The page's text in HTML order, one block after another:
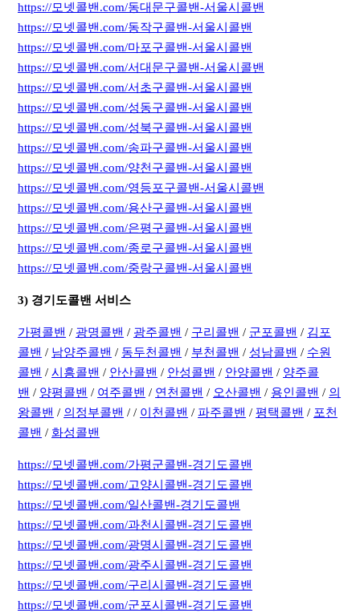
https://모넷콜밴.com/동대문구콜밴-서울시콜밴
https://모넷콜밴.com/동작구콜밴-서울시콜밴
https://모넷콜밴.com/마포구콜밴-서울시콜밴
https://모넷콜밴.com/서대문구콜밴-서울시콜밴
https://모넷콜밴.com/서초구콜밴-서울시콜밴
https://모넷콜밴.com/성동구콜밴-서울시콜밴
https://모넷콜밴.com/성북구콜밴-서울시콜밴
https://모넷콜밴.com/송파구콜밴-서울시콜밴
https://모넷콜밴.com/양천구콜밴-서울시콜밴
https://모넷콜밴.com/영등포구콜밴-서울시콜밴
https://모넷콜밴.com/용산구콜밴-서울시콜밴
https://모넷콜밴.com/은평구콜밴-서울시콜밴
https://모넷콜밴.com/종로구콜밴-서울시콜밴
https://모넷콜밴.com/중랑구콜밴-서울시콜밴
3) 경기도콜밴 서비스
가평콜밴 / 광명콜밴 / 광주콜밴 / 구리콜밴 / 군포콜밴 / 김포
콜밴 / 남양주콜밴 / 동두천콜밴 / 부천콜밴 / 성남콜밴 / 수원
콜밴 /시흥콜밴 / 안산콜밴 / 안성콜밴 / 안양콜밴 / 양주콜
밴 / 양평콜밴 / 여주콜밴 / 연천콜밴 / 오산콜밴 / 용인콜밴 / 의
왕콜밴 / 의정부콜밴 / / 이천콜밴 / 파주콜밴 / 평택콜밴 / 포천
콜밴 /화성콜밴
https://모넷콜밴.com/가평군콜밴-경기도콜밴
https://모넷콜밴.com/고양시콜밴-경기도콜밴
https://모넷콜밴.com/일산콜밴-경기도콜밴
https://모넷콜밴.com/과천시콜밴-경기도콜밴
https://모넷콜밴.com/광명시콜밴-경기도콜밴
https://모넷콜밴.com/광주시콜밴-경기도콜밴
https://모넷콜밴.com/구리시콜밴-경기도콜밴
https://모넷콜밴.com/군포시콜밴-경기도콜밴